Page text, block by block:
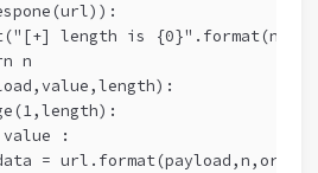
length is {0}".format(n))
n
:
=